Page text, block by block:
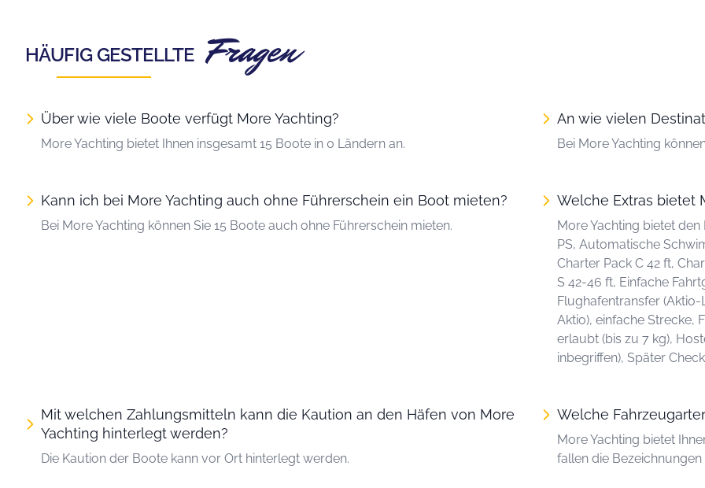
HÄUFIG GESTELLTE Fragen
Über wie viele Boote verfügt More Yachting?
More Yachting bietet Ihnen insgesamt 15 Boote in 0 Ländern an.
An wie vielen
Bei More Yachting
Kann ich bei More Yachting auch ohne Führerschein ein Boot mieten?
Bei More Yachting können Sie 15 Boote auch ohne Führerschein mieten.
Welche Extras bietet
More Yachting bietet
PS, Automatische
Charter Pack C 42 ft,
S 42-46 ft, Einfache
Flughafentransfer
Aktio), einfache Strecke,
erlaubt (bis zu 7 kg),
inbegriffen), Später
Mit welchen Zahlungsmitteln kann die Kaution an den Häfen von More
Yachting hinterlegt werden?
Die Kaution der Boote kann vor Ort hinterlegt werden.
Welche
More Yachting bietet
fallen die